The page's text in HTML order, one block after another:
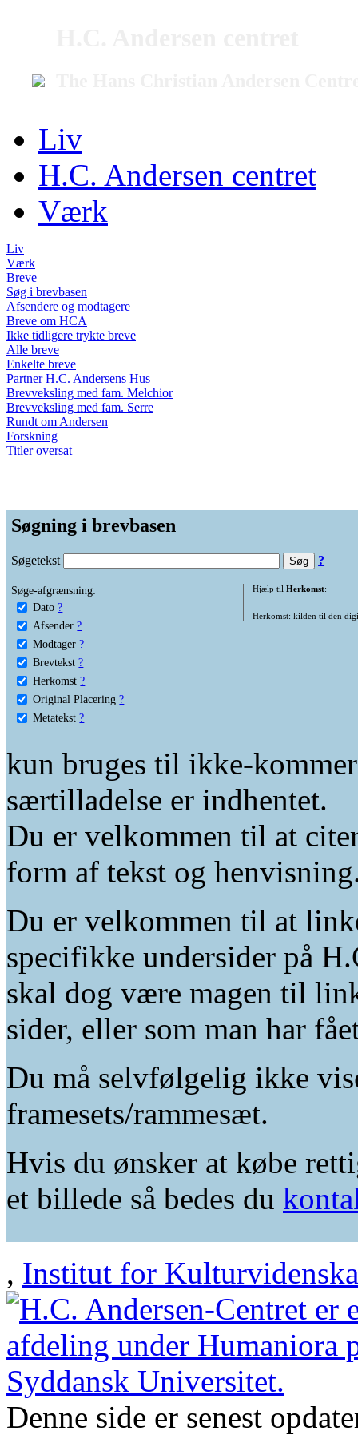
Liv
H.C. Andersen centret
Værk
Liv
Værk
Breve
Søg i brevbasen
Afsendere og modtagere
Breve om HCA
Ikke tidligere trykte breve
Alle breve
Enkelte breve
Partner H.C. Andersens Hus
Brevveksling med fam. Melchior
Brevveksling med fam. Serre
Rundt om Andersen
Forskning
Titler oversat
Søgning i brevbasen
Søgetekst ?
Søge-afgrænsning:
Dato ?
Afsender ?
Modtager ?
Brevtekst ?
Herkomst ?
Original Placering ?
Metatekst ?
Hjælp til Herkomst:
Herkomst: kilden til den
kun bruges til ikke-
særtilladelse er indhentet.
Du er velkommen til at
form af tekst og
Du er velkommen til at
specifikke undersider på
skal dog være magen til
sider, eller som man har
Du må selvfølgelig ikke
framesets/rammesæt.
Hvis du ønsker at købe
et billede så bedes du
, Institut for
Denne side er senest